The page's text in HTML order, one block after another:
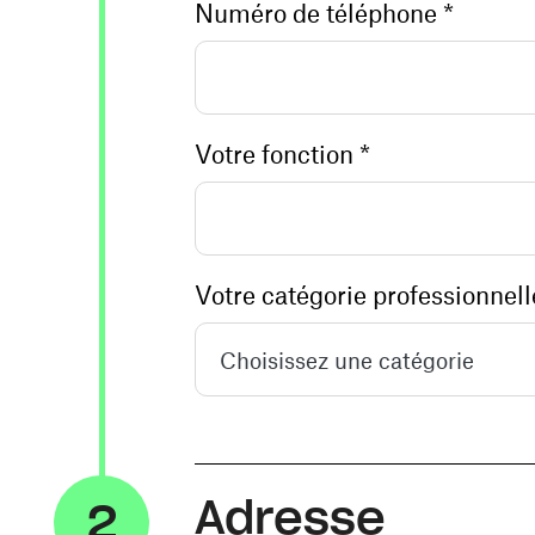
Numéro de téléphone *
Votre fonction *
Choisissez une catégorie
2 Adresse